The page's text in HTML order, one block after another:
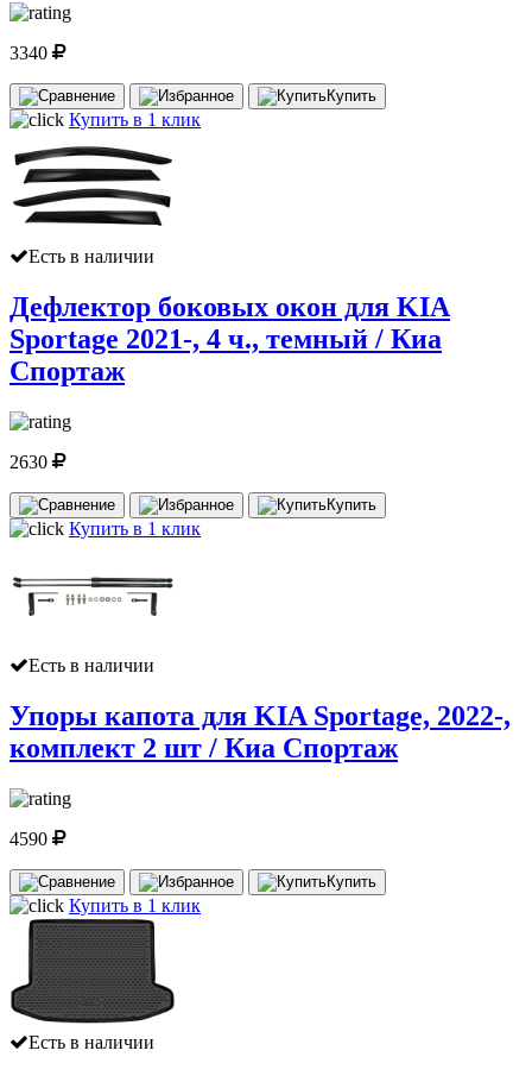
3340
Купить
Купить в 1 клик
Есть в наличии
Дефлектор боковых окон для KIA
Sportage 2021-, 4 ч., темный / Киа
Спортаж
2630
Купить
Купить в 1 клик
Есть в наличии
Упоры капота для KIA Sportage, 2022-,
комплект 2 шт / Киа Спортаж
4590
Купить
Купить в 1 клик
Есть в наличии